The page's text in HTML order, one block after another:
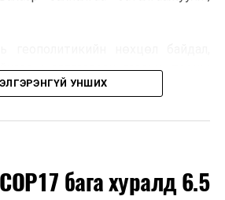
шалтгаалсан газрын тосны
зах зээлд буураагүй байна.
бусад эх үүсвэрээс худалдан
1,200-2,000 ам.долларт хүрчээ.
зээл дэх үнийн өсөлтийг
УНШИХ
бага хуралд 6.5